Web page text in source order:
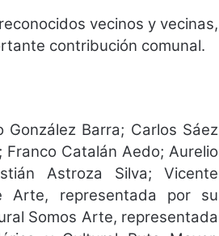
vecinos y vecinas,
contribución comunal.
Barra; Carlos Sáez
Catalán Aedo; Aurelio
Astroza Silva; Vicente
Arte, representada por su
Somos Arte, representada